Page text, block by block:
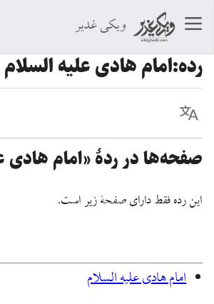
ویکی غدیر
رده:امام هادی علیه السلام
زبان
صفحه‌ها در ردهٔ «امام هادی
این رده فقط دارای صفحهٔ زیر است.
امام هادی علیه السلام